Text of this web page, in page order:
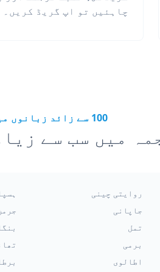
چاہئیں تو اپ گریڈ کریں۔
100 سے زائد زبانوں میں ماہر ترجمہ
میں سب سے
روایتی چینی
جاپانی
تمل
برمی
اطالوی